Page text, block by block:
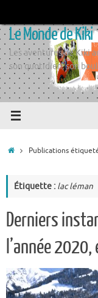
contenu
Le Monde de Kiki
Les aventures de Kiki
son quotidien, son
AccueilPublications
Étiquette : lac léman
Derniers
l’année